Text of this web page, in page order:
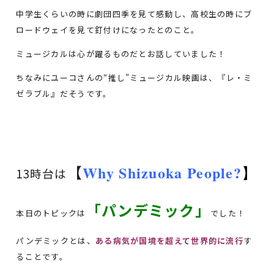
中学生くらいの時に劇団四季を見て感動し、高校生の時にブ
ロードウェイを見て釘付けになったとのこと。
ミュージカルは心が躍るものだとお話していました！
ちなみにユーコさんの“推し”ミュージカル映画は、『レ・ミ
ゼラブル』だそうです。
13時台は 【Why Shizuoka People?】
本日のトピックは 「パンデミック」 でした！
パンデミックとは、 ある病気が国境を超えて世界的に流行す
ることです。